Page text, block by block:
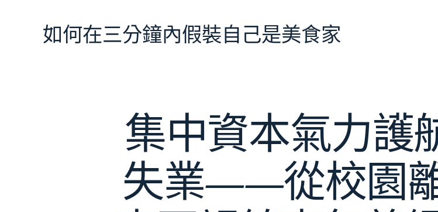
如何在三分鐘內假裝自己是美食家
集中資本氣力護
失業——從校園